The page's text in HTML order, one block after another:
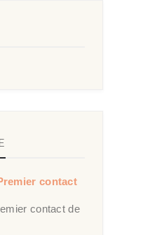
contact
contact de